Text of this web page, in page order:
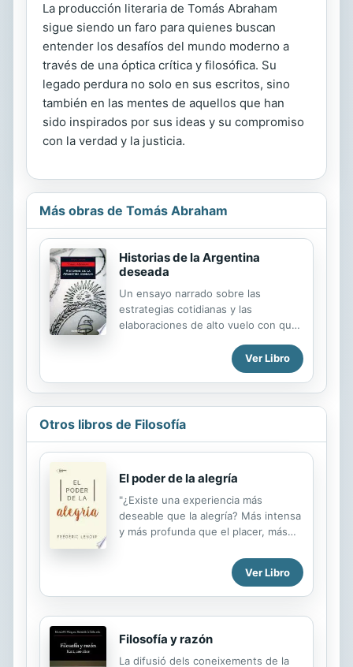
La producción literaria de Tomás Abraham
sigue siendo un faro para quienes buscan
entender los desafíos del mundo moderno a
través de una óptica crítica y filosófica. Su
legado perdura no solo en sus escritos, sino
también en las mentes de aquellos que han
sido inspirados por sus ideas y su compromiso
con la verdad y la justicia.
Más obras de Tomás Abraham
Historias de la Argentina
deseada
Un ensayo narrado sobre las
estrategias cotidianas y las
elaboraciones de alto vuelo con que
acecho y sigue acechando la pureza
de la gran familia argentina.
Ver Libro
Otros libros de Filosofía
El poder de la alegría
"¿Existe una experiencia más
deseable que la alegría? Más intensa
y más profunda que el placer, más
es la manifestación de nuestro poder
vital. La alegría no se decreta, pero
¿podemos amaestrarla? ¿Provocarla?
uno mismo fundada en el poder de la
alegría. Una vía de liberación y de
Ver Libro
Filosofía y razón
La difusió dels coneixements de la